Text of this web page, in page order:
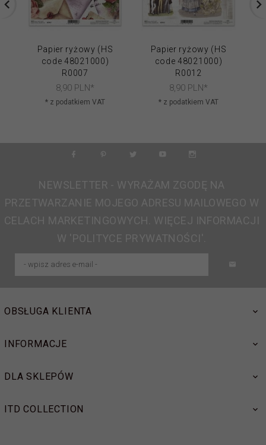
Papier ryżowy (HS
code 48021000)
R0007
8,90 PLN*
* z podatkiem VAT
Papier ryżowy (HS
code 48021000)
R0012
8,90 PLN*
* z podatkiem VAT
NEWSLETTER - WYRAŻAM ZGODĘ NA
PRZETWARZANIE MOJEGO ADRESU MAILOWEGO W
CELACH MARKETINGOWYCH. WIĘCEJ INFORMACJI
W 'POLITYCE PRYWATNOŚCI'.
OBSŁUGA KLIENTA
INFORMACJE
DLA SKLEPÓW
ITD COLLECTION